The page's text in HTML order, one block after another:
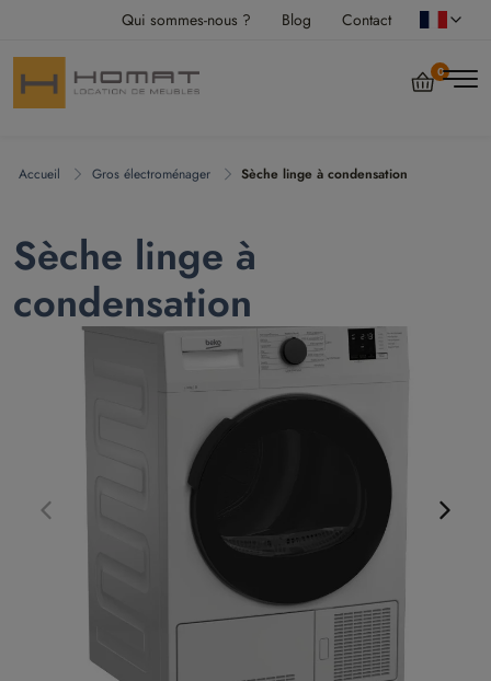
Qui sommes-nous ? Blog Contact
0
Accueil Gros électroménager Sèche linge à condensation
Sèche linge à
condensation